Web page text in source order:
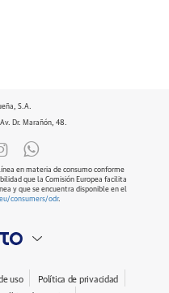
S.A.
Dr. Marañón, 48.
en materia de consumo conforme
que la Comisión Europea facilita
y que se encuentra disponible en el
consumers/odr.
uso
Política de privacidad